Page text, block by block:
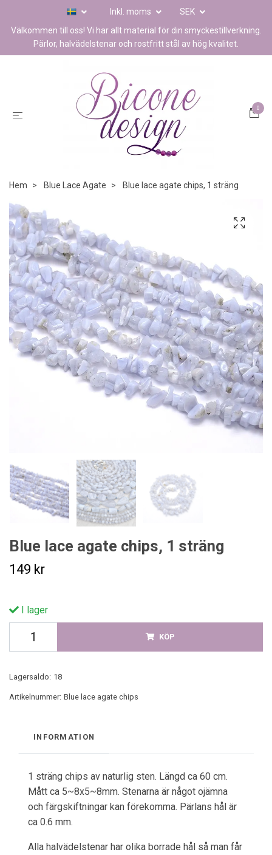
Inkl. moms
SEK
Välkommen till oss! Vi har allt material för din smyckestillverkning.
Pärlor, halvädelstenar och rostfritt stål av hög kvalitet.
0
Hem Blue Lace Agate Blue lace agate chips, 1 sträng
Blue lace agate chips, 1 sträng
149 kr
I lager
KÖP
Lagersaldo: 18
Artikelnummer: Blue lace agate chips
INFORMATION
1 sträng chips av naturlig sten. Längd ca 60 cm.
Mått ca 5~8x5~8mm. Stenarna är något ojämna
och färgskiftningar kan förekomma. Pärlans hål är
ca 0.6 mm.
Alla halvädelstenar har olika borrade hål så man får